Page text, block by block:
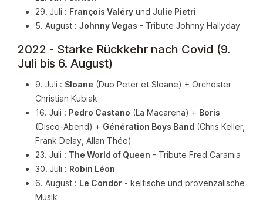
29. Juli : François Valéry und Julie Pietri
5. August : Johnny Vegas - Tribute Johnny Hallyday
2022 - Starke Rückkehr nach Covid (9.
Juli bis 6. August)
9. Juli : Sloane (Duo Peter et Sloane) + Orchester
Christian Kubiak
16. Juli : Pedro Castano (La Macarena) + Boris
(Disco-Abend) + Génération Boys Band (Chris Keller,
Frank Delay, Allan Théo)
23. Juli : The World of Queen - Tribute Fred Caramia
30. Juli : Robin Léon
6. August : Le Condor - keltische und provenzalische
Musik